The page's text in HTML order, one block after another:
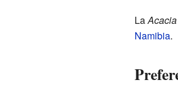
La
Namibia.